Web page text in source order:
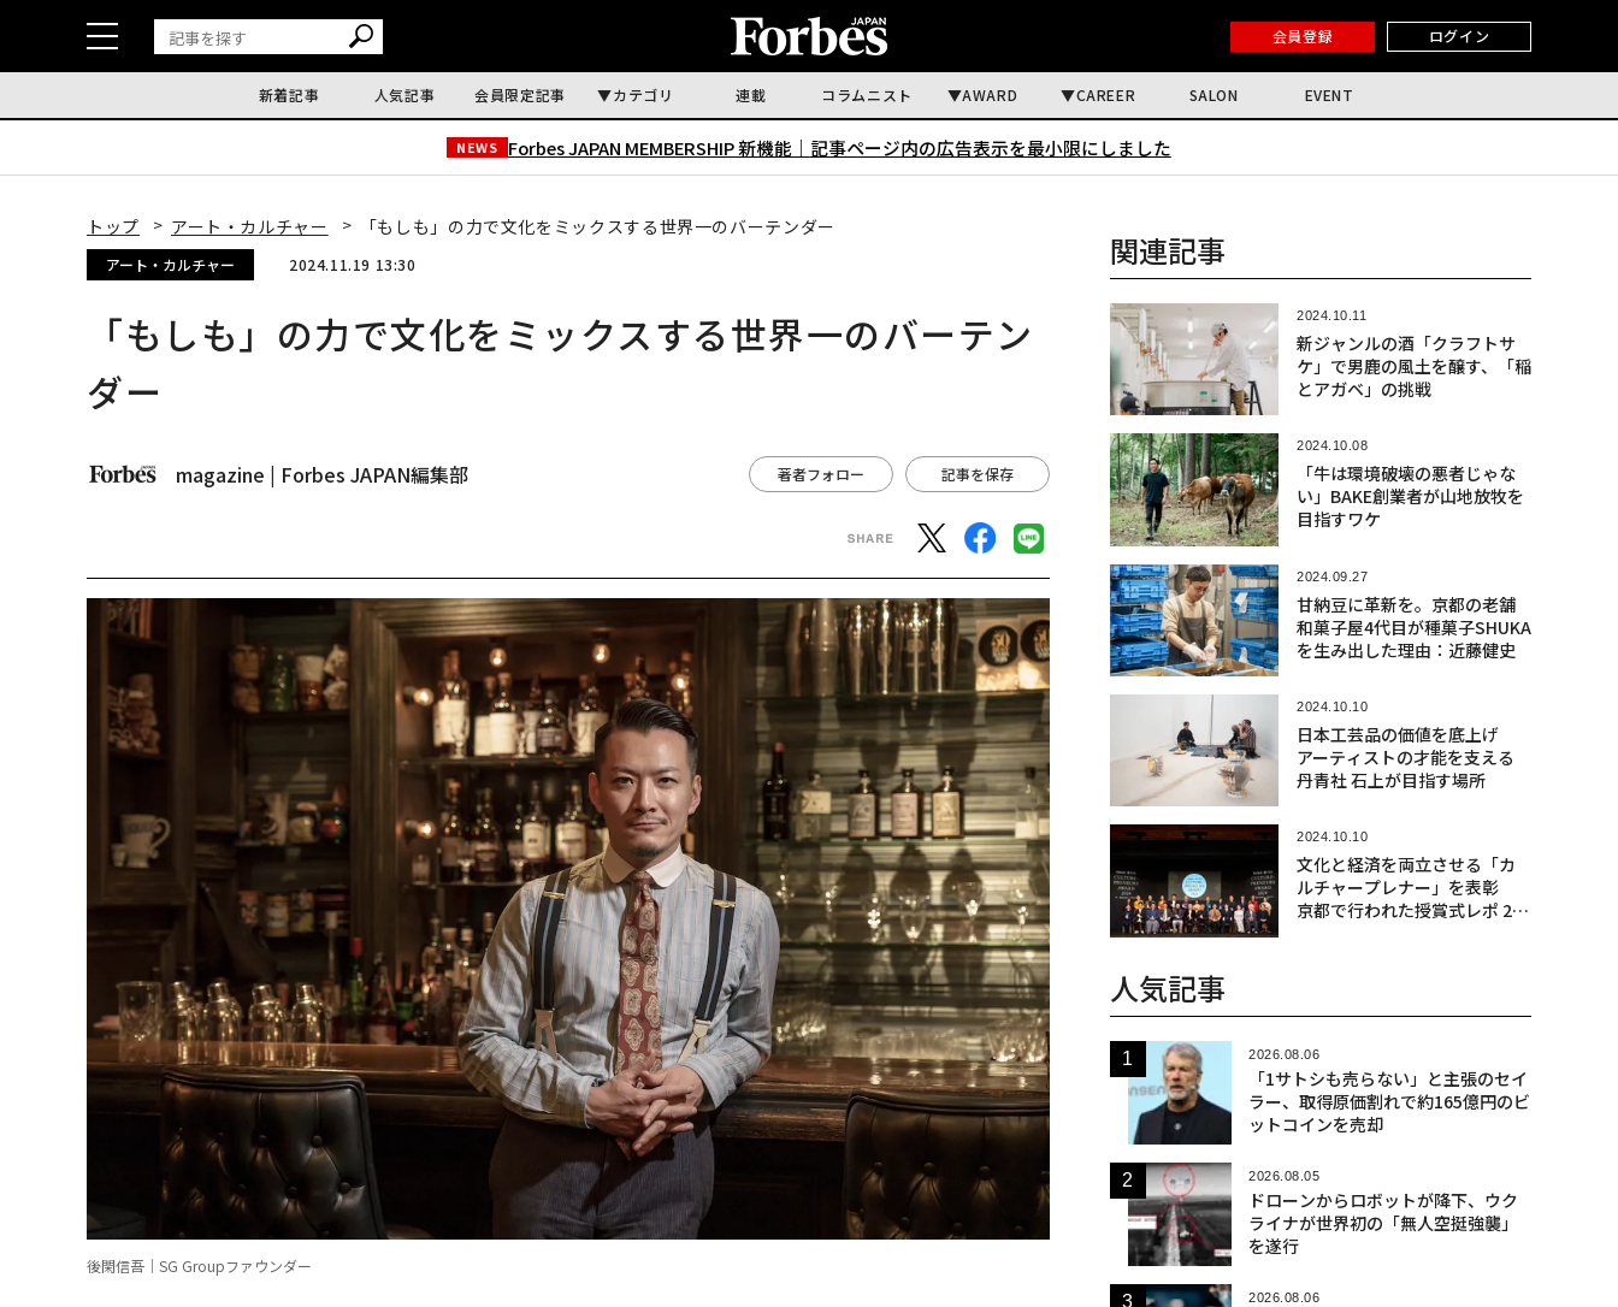
会員登録 ログイン
新着記事 人気記事 会員限定記事 カテゴリ 連載 コラムニスト AWARD CAREER SALON EVENT
NEWS Forbes JAPAN MEMBERSHIP 新機能｜ 記事ページ内の広告表示を最小限にしました
トップ アート・カルチャー 「もしも」の力で文化をミックスする世界一のバーテンダー
アート・カルチャー 2024.11.19 13:30
「もしも」の力で文化をミックスする世界一のバーテン
ダー
magazine | Forbes JAPAN編集部 著者フォロー 記事を保存
後閑信吾｜SG Groupファウンダー
関連記事
2024.10.11
新ジャンルの酒「クラフトサ
ケ」で男鹿の風土を醸す、「稲
とアガベ」の挑戦
2024.10.08
「牛は環境破壊の悪者じゃな
い」BAKE創業者が山地放牧を
目指すワケ
2024.09.27
甘納豆に革新を。京都の老舗
和菓子屋4代目が種菓子SHUKA
を生み出した理由：近藤健史
2024.10.10
日本工芸品の価値を底上げ
アーティストの才能を支える
丹青社 石上が目指す場所
2024.10.10
文化と経済を両立させる「カ
ルチャープレナー」を表彰
京都で行われた授賞式レポ 202
人気記事
2026.08.06
「1サトシも売らない」と主張のセイ
ラー、取得原価割れで約165億円のビ
ットコインを売却
2026.08.05
ドローンからロボットが降下、ウク
ライナが世界初の「無人空挺強襲」
を遂行
2026.08.06